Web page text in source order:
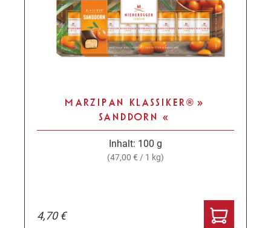
MARZIPAN KLASSIKER® »
SANDDORN «
Inhalt: 100 g
(47,00 € / 1 kg)
4,70 €